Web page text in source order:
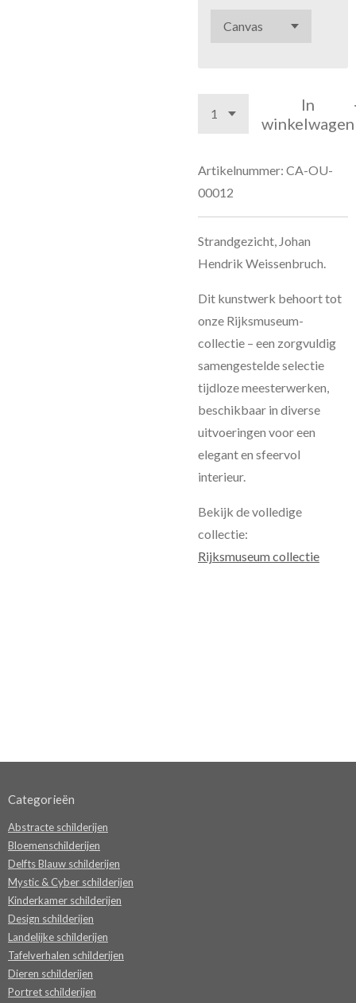
In
winkelwagen
Artikelnummer: CA-OU-
00012
Strandgezicht, Johan
Hendrik Weissenbruch.
Dit kunstwerk behoort tot
onze Rijksmuseum-
collectie – een zorgvuldig
samengestelde selectie
tijdloze meesterwerken,
beschikbaar in diverse
uitvoeringen voor een
elegant en sfeervol
interieur.
Bekijk de volledige
collectie:
Rijksmuseum collectie
Categorieën
Abstracte schilderijen
Bloemenschilderijen
Delfts Blauw schilderijen
Mystic & Cyber schilderijen
Kinderkamer schilderijen
Design schilderijen
Landelijke schilderijen
Tafelverhalen schilderijen
Dieren schilderijen
Portret schilderijen